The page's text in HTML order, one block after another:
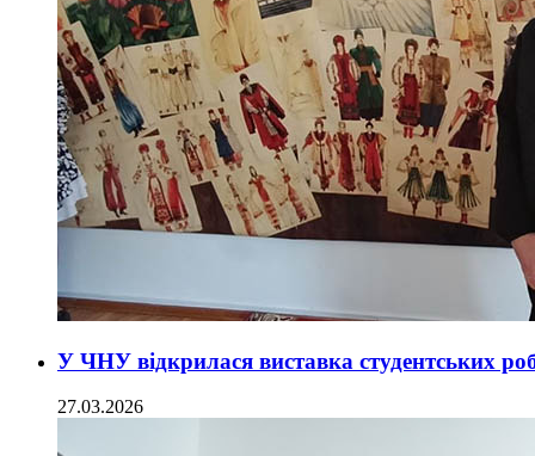
У ЧНУ відкрилася виставка студентських
27.03.2026